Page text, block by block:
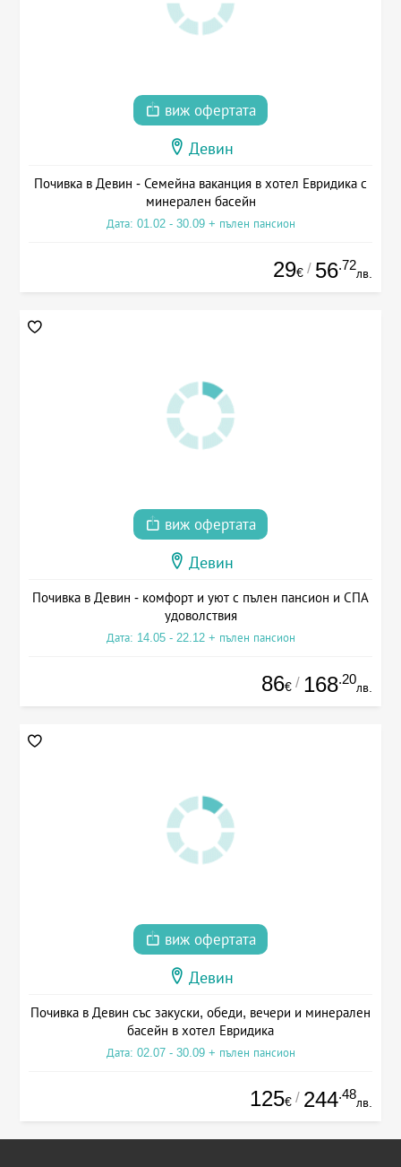
виж офертата
Девин
Почивка в Девин - Семейна ваканция в хотел Евридика с
минерален басейн
Дата: 01.02 - 30.09 + пълен пансион
29€ / 56.72
лв.
виж офертата
Девин
Почивка в Девин - комфорт и уют с пълен пансион и СПА
удоволствия
Дата: 14.05 - 22.12 + пълен пансион
86€ / 168.20
лв.
виж офертата
Девин
Почивка в Девин със закуски, обеди, вечери и минерален
басейн в хотел Евридика
Дата: 02.07 - 30.09 + пълен пансион
125€ / 244.48
лв.